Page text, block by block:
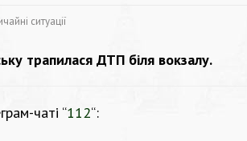
ситуації
трапилася ДТП біля вокзалу.
чаті “112“: